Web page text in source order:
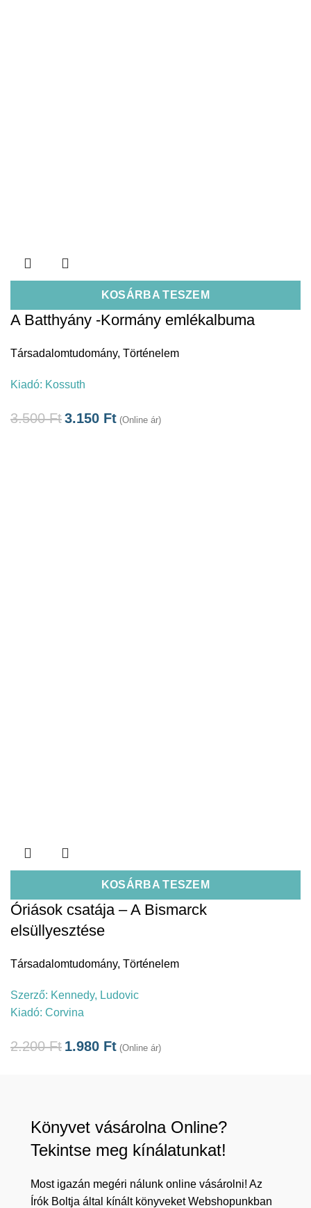
KOSÁRBA TESZEM
A Batthyány -Kormány emlékalbuma
Társadalomtudomány, Történelem
Kiadó: Kossuth
3.500Ft3.150 Ft (Online ár)
KOSÁRBA TESZEM
Óriások csatája – A Bismarck
elsüllyesztése
Társadalomtudomány, Történelem
Szerző: Kennedy, Ludovic
Kiadó: Corvina
2.200Ft 1.980 Ft (Online ár)
Könyvet vásárolna Online?
Tekintse meg kínálatunkat!
Most igazán megéri nálunk online vásárolni! Az
Írók Boltja által kínált könyveket Webshopunkban